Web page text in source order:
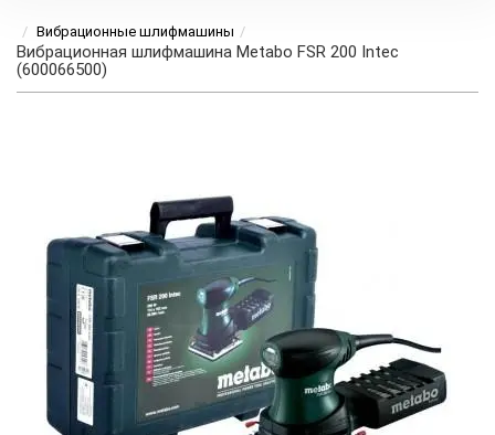
Вибрационные шлифмашины
Вибрационная шлифмашина Metabo FSR 200 Intec
(600066500)